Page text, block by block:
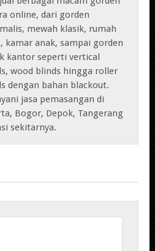
online, dari gorden
mewah klasik, rumah
kamar anak, sampai gorden
kantor seperti vertical
wood blinds hingga roller
dengan bahan blackout.
jasa pemasangan di
Bogor, Depok, Tangerang
sekitarnya.